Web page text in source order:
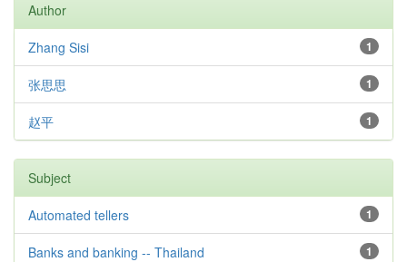
Author
1
Zhang Sisi
1
张思思
1
赵平
Subject
1
Automated tellers
1
Banks and banking -- Thailand